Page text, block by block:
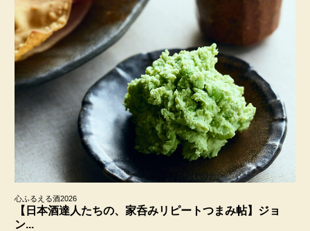
心ふるえる酒2026
【日本酒達人たちの、家呑みリピートつまみ帖】ジョ
ン...